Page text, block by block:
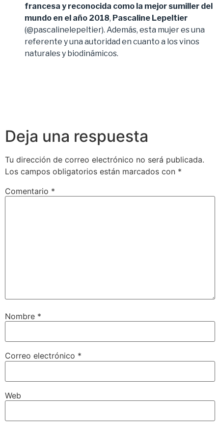
francesa y reconocida como la mejor sumiller del
mundo en el año 2018, Pascaline Lepeltier
(@pascalinelepeltier). Además, esta mujer es una
referente y una autoridad en cuanto a los vinos
naturales y biodinámicos.
Deja una respuesta
Tu dirección de correo electrónico no será publicada.
Los campos obligatorios están marcados con *
Comentario *
Nombre *
Correo electrónico *
Web